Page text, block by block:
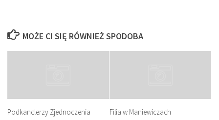
MOŻE CI SIĘ RÓWNIEŻ SPODOBA
Podkanclerzy Zjednoczenia
Filia w Maniewiczach